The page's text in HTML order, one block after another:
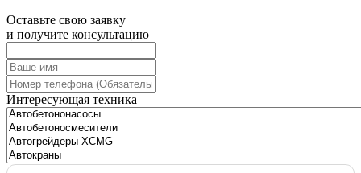
Оставьте свою заявку
и получите консультацию
Интересующая техника